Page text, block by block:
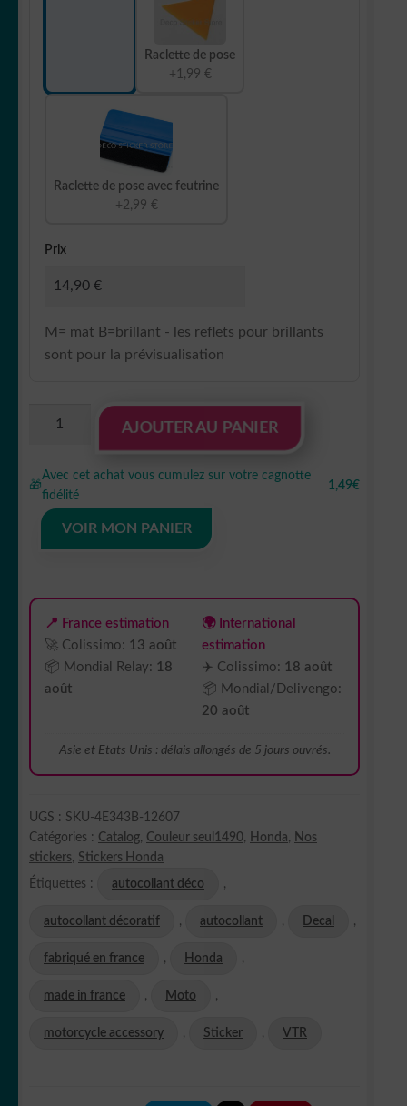
Raclette de pose
+1,99 €
Raclette de pose avec feutrine
+2,99 €
Prix
M= mat B=brillant - les reflets pour brillants
sont pour la prévisualisation
Autocollants
pour
moto
VTR
AJOUTER AU PANIER
🎁
Avec cet achat vous cumulez sur votre cagnotte
fidélité
1,49€
VOIR MON PANIER
📍 France estimation
🚀 Colissimo: 13 août
📦 Mondial Relay: 18
août
🌍 International
estimation
✈️ Colissimo: 18 août
📦 Mondial/Delivengo:
20 août
Asie et Etats Unis : délais allongés de 5 jours ouvrés.
UGS : SKU-4E343B-12607
Catégories : Catalog, Couleur seul1490, Honda, Nos
stickers, Stickers Honda
Étiquettes : autocollant déco ,
autocollant décoratif , autocollant , Decal ,
fabriqué en france , Honda ,
made in france , Moto ,
motorcycle accessory , Sticker , VTR